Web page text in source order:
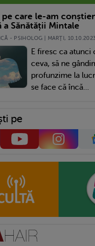
care le-am
a Sănătății Mintale
- PSIHOLOG | MARŢI,
E firesc ca atunci
ceva, să ne
profunzime la
se face că încă...
pe